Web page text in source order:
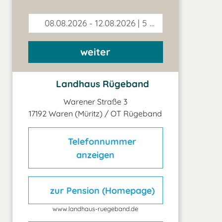
08.08.2026 - 12.08.2026 | 5 Tage
weiter
Landhaus Rügeband
Warener Straße 3
17192 Waren (Müritz) / OT Rügeband
Telefonnummer
anzeigen
zur Pension (Homepage)
www.landhaus-ruegeband.de